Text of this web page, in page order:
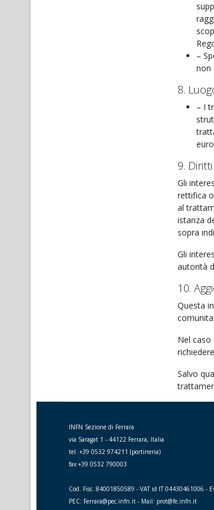
–
non
8.
– I
9.
Gli
rettifica
al
istanza
sopra
Gli
autorità
10.
Questa
Nel
Salvo
INFN Sezione di Ferrara
via Saragat 1 - 44122 Ferrara, Italia
tel. +39 0532 974211 (portineria)
fax +39 0532 790003
Cod. Fisc. 84001850589 - VAT id IT 04430461006 -
PEC: Ferrara@pec.infn.it - Mail: prot@fe.infn.it